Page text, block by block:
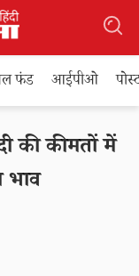
फंड आईपीओ
की कीमतों में
भाव